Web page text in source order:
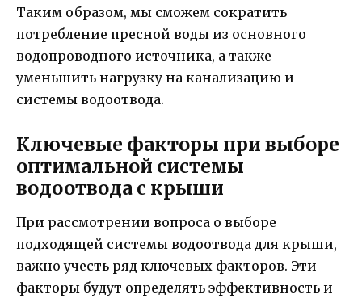
Таким образом, мы сможем сократить
потребление пресной воды из основного
водопроводного источника, а также
уменьшить нагрузку на канализацию и
системы водоотвода.
Ключевые факторы при выборе
оптимальной системы
водоотвода с крыши
При рассмотрении вопроса о выборе
подходящей системы водоотвода для крыши,
важно учесть ряд ключевых факторов. Эти
факторы будут определять эффективность и